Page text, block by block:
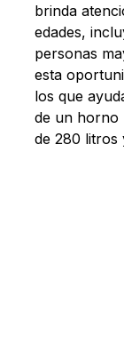
brinda
edades,
personas
esta
los que
de un horno
de 280 litros